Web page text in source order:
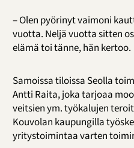
– Olen pyörinyt vaimoni
vuotta. Neljä vuotta sitten
elämä toi tänne, hän kertoo.
Samoissa tiloissa Seolla
Antti Raita, joka tarjoaa
veitsien ym. työkalujen
Kouvolan kaupungilla
yritystoimintaa varten